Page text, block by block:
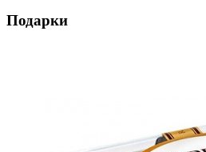
Подарки